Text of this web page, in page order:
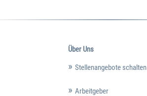
Über Uns
Stellenangebote schalten
Arbeitgeber